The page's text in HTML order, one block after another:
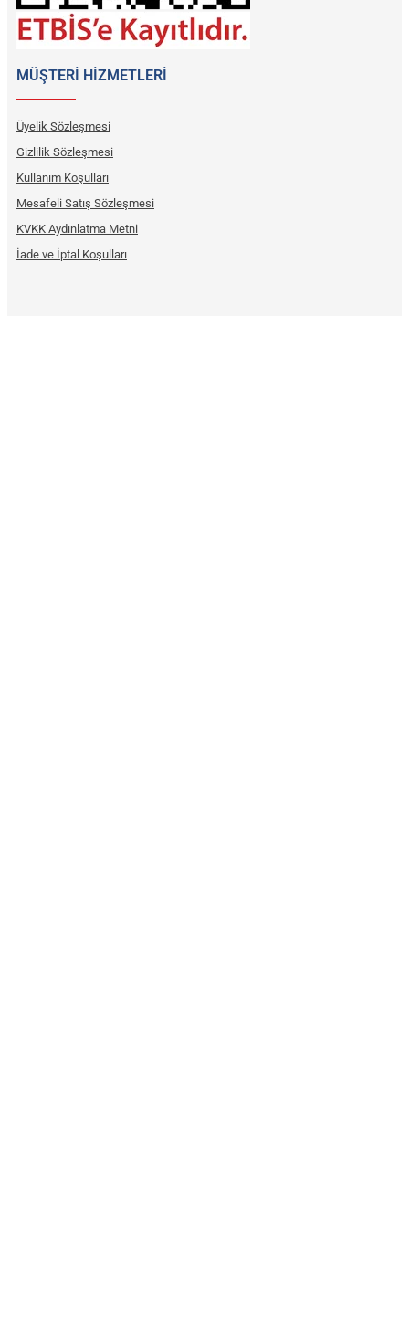
MÜŞTERİ HİZMETLERİ
Üyelik Sözleşmesi
Gizlilik Sözleşmesi
Kullanım Koşulları
Mesafeli Satış Sözleşmesi
KVKK Aydınlatma Metni
İade ve İptal Koşulları